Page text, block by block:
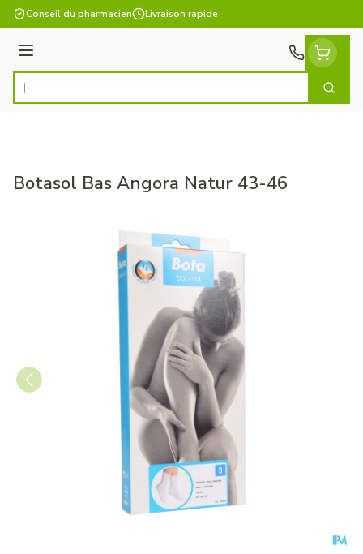
Aller au contenu
Conseil du pharmacien Livraison rapide
Menu
Rechercher
Botasol Bas Angora Natur 43-46